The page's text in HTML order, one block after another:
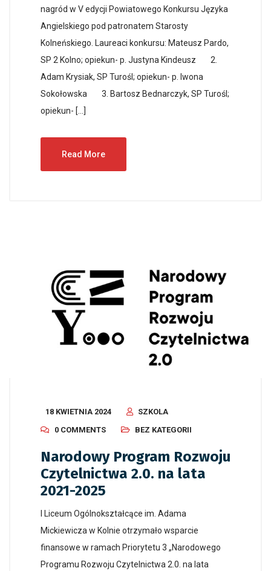
nagród w V edycji Powiatowego Konkursu Języka
Angielskiego pod patronatem Starosty
Kolneńskiego. Laureaci konkursu: Mateusz Pardo,
SP 2 Kolno; opiekun- p. Justyna Kindeusz 2.
Adam Krysiak, SP Turośl; opiekun- p. Iwona
Sokołowska 3. Bartosz Bednarczyk, SP Turośl;
opiekun- […]
Read More
18 KWIETNIA 2024
SZKOLA
0 COMMENTS
BEZ KATEGORII
Narodowy Program Rozwoju
Czytelnictwa 2.0. na lata
2021-2025
I Liceum Ogólnokształcące im. Adama
Mickiewicza w Kolnie otrzymało wsparcie
finansowe w ramach Priorytetu 3 „Narodowego
Programu Rozwoju Czytelnictwa 2.0. na lata